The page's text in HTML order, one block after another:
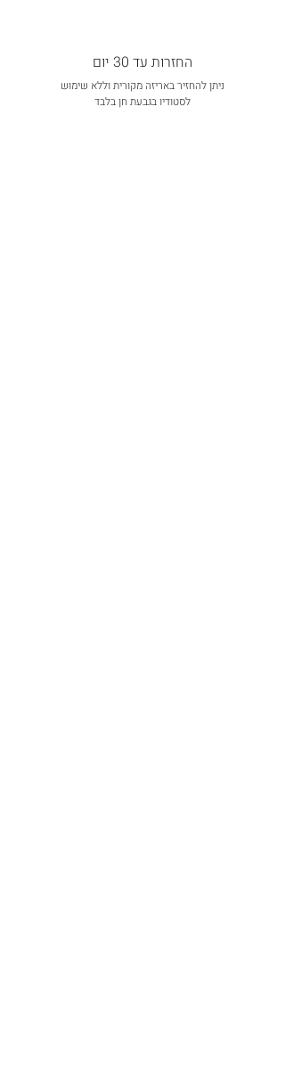
החזרות עד 30 יום
ניתן להחזיר באריזה מקורית וללא שימוש
לסטודיו בגבעת חן בלבד